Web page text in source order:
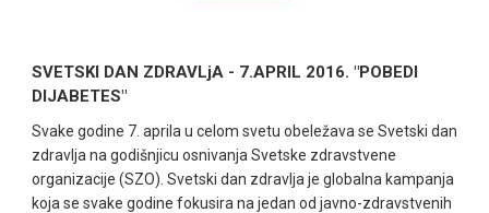
SVETSKI DAN ZDRAVLjA - 7.APRIL 2016. "POBEDI
DIJABETES"
Svake godine 7. aprila u celom svetu obeležava se Svetski dan
zdravlja na godišnjicu osnivanja Svetske zdravstvene
organizacije (SZO). Svetski dan zdravlja je globalna kampanja
koja se svake godine fokusira na jedan od javno-zdravstvenih